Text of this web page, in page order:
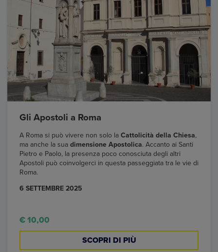
Gli Apostoli a Roma
A Roma si può vivere non solo la Cattolicità della Chiesa,
ma anche la sua dimensione Apostolica. Accanto ai Santi
Pietro e Paolo, la presenza poco conosciuta degli altri
Apostoli può coinvolgerci in questa passeggiata tra le vie di
Roma.
6 SETTEMBRE 2025
€ 10,00
SCOPRI DI PIÙ